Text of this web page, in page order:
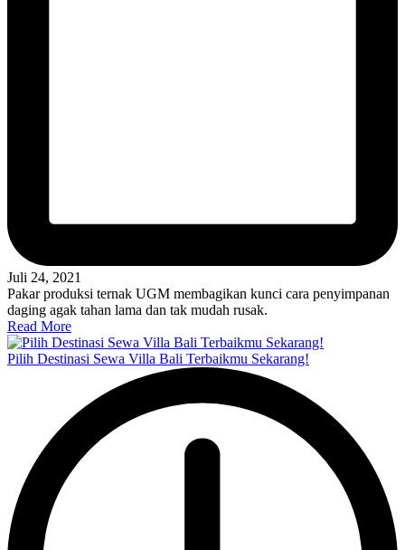
Juli 24, 2021
Pakar produksi ternak UGM membagikan kunci cara penyimpanan
daging agak tahan lama dan tak mudah rusak.
Read More
Pilih Destinasi Sewa Villa Bali Terbaikmu Sekarang!